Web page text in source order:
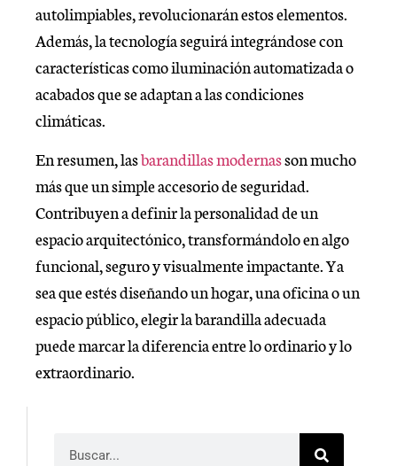
autolimpiables, revolucionarán estos elementos.
Además, la tecnología seguirá integrándose con
características como iluminación automatizada o
acabados que se adaptan a las condiciones
climáticas.
En resumen, lasbarandillas modernasson mucho
más que un simple accesorio de seguridad.
Contribuyen a definir la personalidad de un
espacio arquitectónico, transformándolo en algo
funcional, seguro y visualmente impactante. Ya
sea que estés diseñando un hogar, una oficina o un
espacio público, elegir la barandilla adecuada
puede marcar la diferencia entre lo ordinario y lo
extraordinario.